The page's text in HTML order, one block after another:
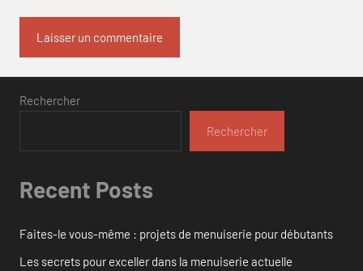
Rechercher
Rechercher
Recent Posts
Faites-le vous-même : projets de menuiserie pour débutants
Les secrets pour exceller dans la menuiserie actuelle